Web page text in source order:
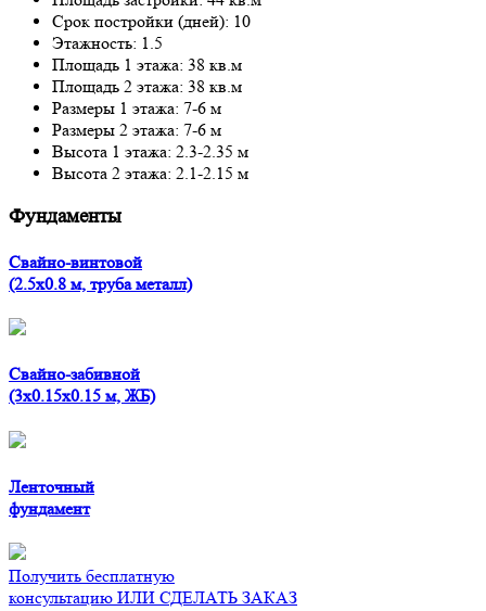
Срок постройки (дней): 10
Этажность: 1.5
Площадь 1 этажа: 38 кв.м
Площадь 2 этажа: 38 кв.м
Размеры 1 этажа: 7-6 м
Размеры 2 этажа: 7-6 м
Высота 1 этажа: 2.3-2.35 м
Высота 2 этажа: 2.1-2.15 м
Фундаменты
Свайно-винтовой
(2.5x0.8 м, труба металл)
Свайно-забивной
(3x0.15x0.15 м, ЖБ)
Ленточный
фундамент
Получить бесплатную
консультацию ИЛИ СДЕЛАТЬ ЗАКАЗ